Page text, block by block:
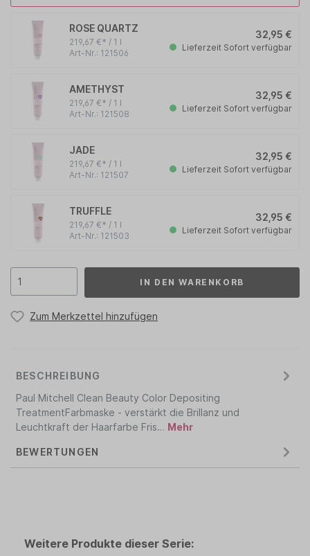
ROSE QUARTZ
219,67 €* / 1 l
Art-Nr.: 121506
32,95 €
Lieferzeit Sofort verfügbar
AMETHYST
219,67 €* / 1 l
Art-Nr.: 121508
32,95 €
Lieferzeit Sofort verfügbar
JADE
219,67 €* / 1 l
Art-Nr.: 121507
32,95 €
Lieferzeit Sofort verfügbar
TRUFFLE
219,67 €* / 1 l
Art-Nr.: 121503
32,95 €
Lieferzeit Sofort verfügbar
IN DEN WARENKORB
Zum Merkzettel hinzufügen
BESCHREIBUNG
Paul Mitchell Clean Beauty Color Depositing
TreatmentFarbmaske - verstärkt die Brillanz und
Leuchtkraft der Haarfarbe Fris… Mehr
BEWERTUNGEN
Weitere Produkte dieser Serie: